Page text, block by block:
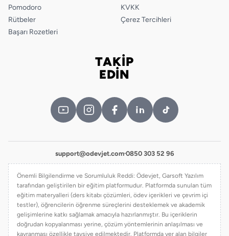
Pomodoro
Rütbeler
Başarı Rozetleri
KVKK
Çerez Tercihleri
TAKİP
EDİN
support@odevjet.com·0850 303 52 96
Önemli Bilgilendirme ve Sorumluluk Reddi: Ödevjet, Garsoft Yazılım
tarafından geliştirilen bir eğitim platformudur. Platformda sunulan tüm
eğitim materyalleri (ders kitabı çözümleri, ödev içerikleri ve çevrim içi
testler), öğrencilerin öğrenme süreçlerini desteklemek ve akademik
gelişimlerine katkı sağlamak amacıyla hazırlanmıştır. Bu içeriklerin
doğrudan kopyalanması yerine, çözüm yöntemlerinin anlaşılması ve
kavranması özellikle tavsiye edilmektedir. Platformda yer alan bilgiler